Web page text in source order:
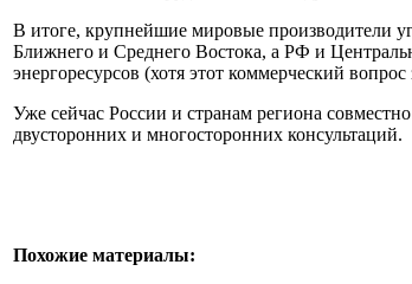
В итоге, крупнейшие мировые производители
Ближнего и Среднего Востока, а РФ и
энергоресурсов (хотя этот коммерческий
Уже сейчас России и странам региона
двусторонних и многосторонних консультаций.
Похожие материалы: